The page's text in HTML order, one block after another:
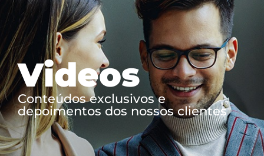
Videos
Conteúdos exclusivos e
depoimentos dos nossos clientes